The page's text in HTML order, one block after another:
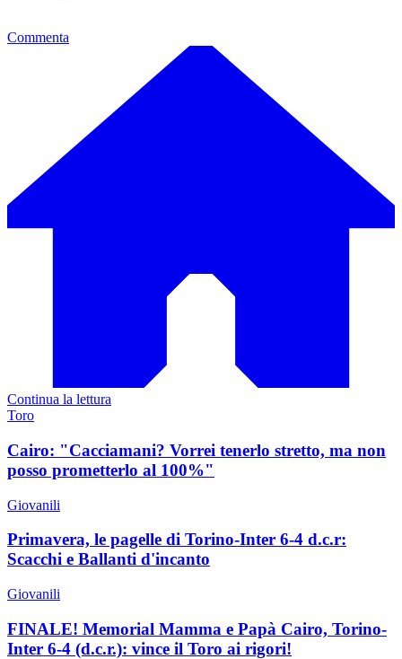
Commenta
Continua la lettura
Toro
Cairo: "Cacciamani? Vorrei tenerlo stretto, ma non
posso prometterlo al 100%"
Giovanili
Primavera, le pagelle di Torino-Inter 6-4 d.c.r:
Scacchi e Ballanti d'incanto
Giovanili
FINALE! Memorial Mamma e Papà Cairo, Torino-
Inter 6-4 (d.c.r.): vince il Toro ai rigori!